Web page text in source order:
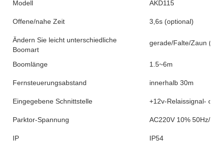
Modell AKD115
Offene/nahe Zeit 3,6s (optional)
Ändern Sie leicht unterschiedliche
Boomart
gerade/Falte/Zaun
Boomlänge 1.5~6m
Fernsteuerungsabstand innerhalb 30m
Eingegebene Schnittstelle +12v-Relaissignal-
Parktor-Spannung AC220V 10% 50Hz/
IP IP54